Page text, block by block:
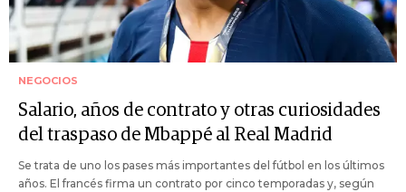
NEGOCIOS
Salario, años de contrato y otras curiosidades
del traspaso de Mbappé al Real Madrid
Se trata de uno los pases más importantes del fútbol en los últimos
años. El francés firma un contrato por cinco temporadas y, según